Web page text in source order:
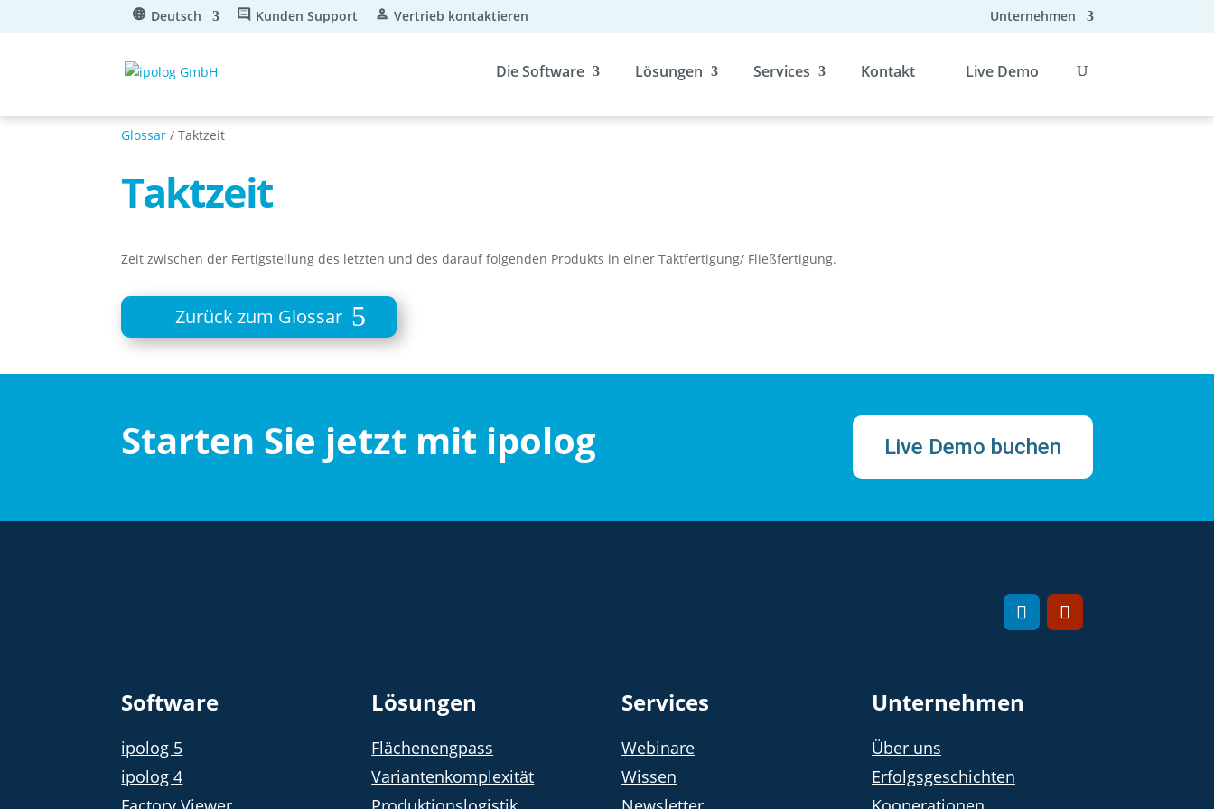
Deutsch Kunden Support Vertrieb kontaktieren Unternehmen
Die Software Lösungen Services Kontakt Live Demo
Glossar / Taktzeit
Taktzeit
Zeit zwischen der Fertigstellung des letzten und des darauf folgenden Produkts in einer Taktfertigung/ Fließfertigung.
Zurück zum Glossar
Starten Sie jetzt mit ipolog Live Demo buchen
Software
ipolog 5
ipolog 4
Lösungen
Flächenengpass
Variantenkomplexität
Services
Webinare
Wissen
Unternehmen
Über uns
Erfolgsgeschichten